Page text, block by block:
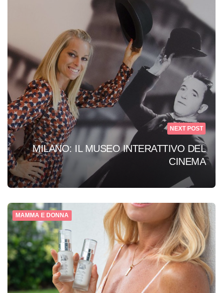
NEXT POST
MILANO: IL MUSEO INTERATTIVO DEL
CINEMA
MAMMA E DONNA